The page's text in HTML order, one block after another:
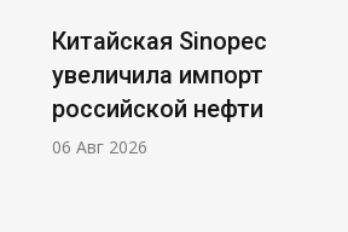
Китайская Sinopec
увеличила импорт
российской нефти
06 Авг 2026